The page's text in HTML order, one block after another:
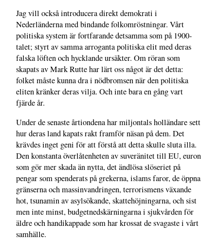
Jag vill också introducera direkt demokrati i
Nederländerna med bindande folkomröstningar. Vårt
politiska system är fortfarande detsamma som på 1900-
talet; styrt av samma arroganta politiska elit med deras
falska löften och hycklande ursäkter. Om röran som
skapats av Mark Rutte har lärt oss något är det detta:
folket måste kunna dra i nödbromsen när den politiska
eliten kränker deras vilja. Och inte bara en gång vart
fjärde år.
Under de senaste årtiondena har miljontals holländare sett
hur deras land kapats rakt framför näsan på dem. Det
krävdes inget geni för att förstå att detta skulle sluta illa.
Den konstanta överlåtenheten av suveränitet till EU, euron
som gör mer skada än nytta, det ändlösa slöseriet på
pengar som spenderats på grekerna, islams faror, de öppna
gränserna och massinvandringen, terrorismens växande
hot, tsunamin av asylsökande, skattehöjningarna, och sist
men inte minst, budgetnedskärningarna i sjukvården för
äldre och handikappade som har krossat de svagaste i vårt
samhälle.